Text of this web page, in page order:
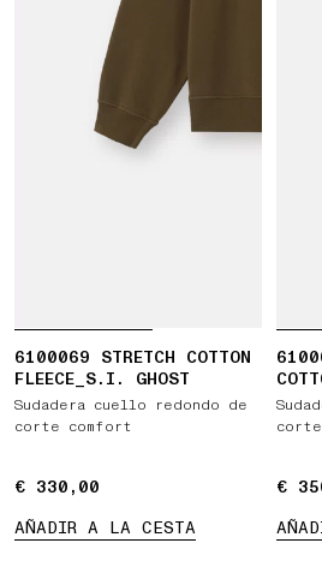
6100069 STRETCH COTTON
FLEECE_S.I. GHOST
Sudadera cuello redondo de
corte comfort
€ 330,00
€ 330,00
AÑADIR A LA CESTA
€
€